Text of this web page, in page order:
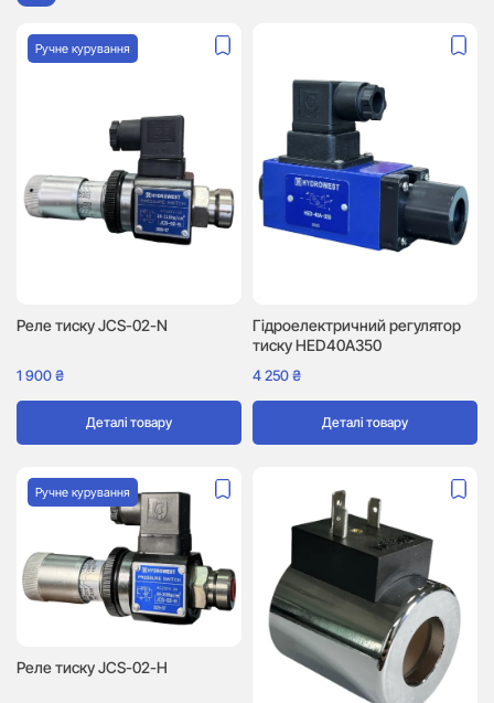
Реле тиску JCS-02-N
1 900₴
Деталі товару
Ручне курування
Гідроелектричний регулятор
тиску HED40A350
4 250₴
Деталі товару
Реле тиску JCS-02-H
Ручне курування